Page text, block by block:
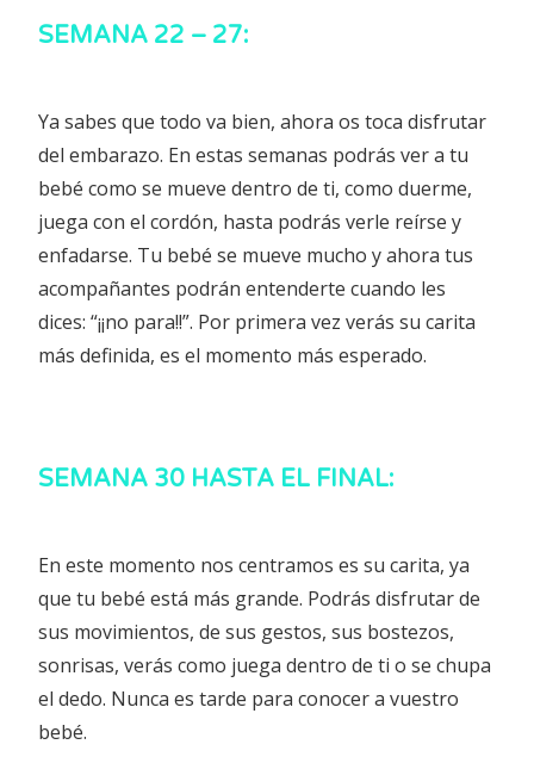
SEMANA 22 – 27:
Ya sabes que todo va bien, ahora os toca disfrutar
del embarazo. En estas semanas podrás ver a tu
bebé como se mueve dentro de ti, como duerme,
juega con el cordón, hasta podrás verle reírse y
enfadarse. Tu bebé se mueve mucho y ahora tus
acompañantes podrán entenderte cuando les
dices: “¡¡no para!!”. Por primera vez verás su carita
más definida, es el momento más esperado.
SEMANA 30 HASTA EL FINAL:
En este momento nos centramos es su carita, ya
que tu bebé está más grande. Podrás disfrutar de
sus movimientos, de sus gestos, sus bostezos,
sonrisas, verás como juega dentro de ti o se chupa
el dedo. Nunca es tarde para conocer a vuestro
bebé.